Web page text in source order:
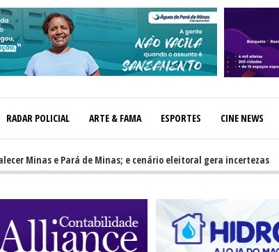
RADAR POLICIAL ARTE & FAMA ESPORTES CINE NEWS
e Pará de Minas; e cenário eleitoral gera incertezas